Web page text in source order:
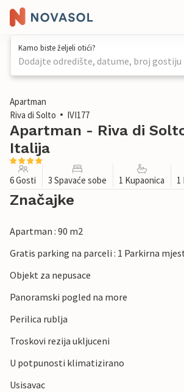
Kamo biste željeli otići?
Dodajte odredište, datume, broj gostiju
1 / 35
Apartman
Riva di Solto
IVI177
Apartman - Riva di
Italija
6 Gosti 3 Spavaće sobe 1 Kupaonica 1
Značajke
Apartman : 90 m2
Gratis parking na parceli : 1 Parkirna
Objekt za nepusace
Panoramski pogled na more
Perilica rublja
Troskovi rezija ukljuceni
U potpunosti klimatizirano
Usisavac